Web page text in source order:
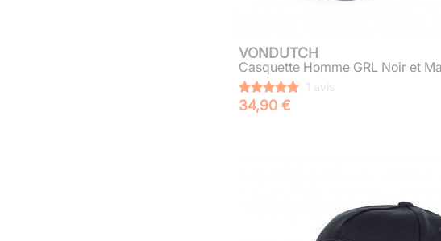
VONDUTCH
Casquette Homme GRL Noir et
1 avis
34,90 €